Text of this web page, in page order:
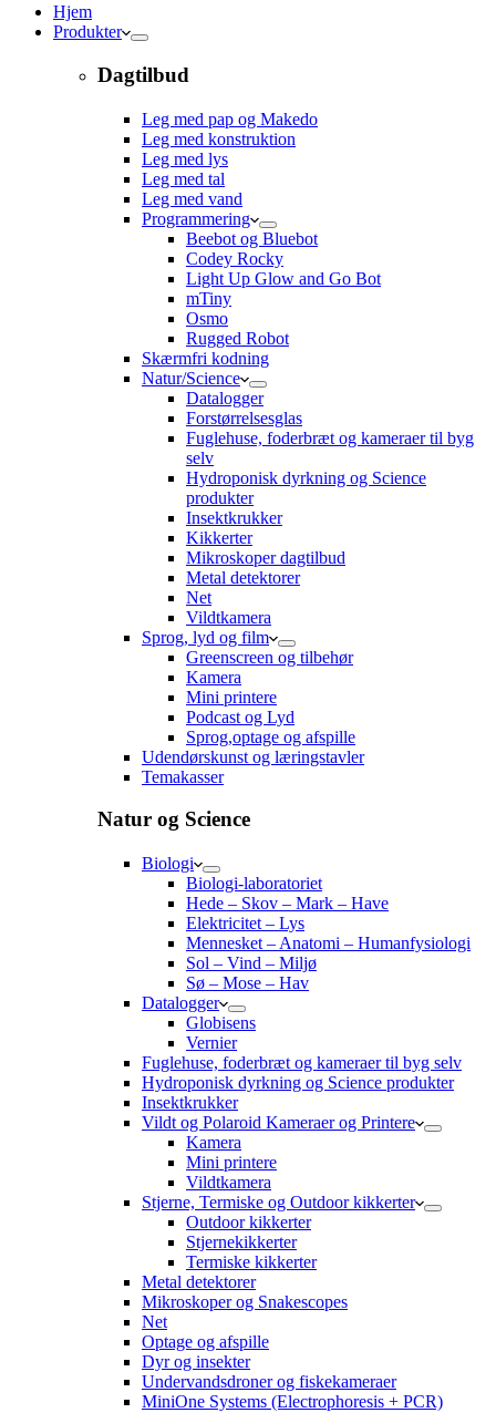
Hjem
Produkter
Dagtilbud
Leg med pap og Makedo
Leg med konstruktion
Leg med lys
Leg med tal
Leg med vand
Programmering
Beebot og Bluebot
Codey Rocky
Light Up Glow and Go Bot
mTiny
Osmo
Rugged Robot
Skærmfri kodning
Natur/Science
Datalogger
Forstørrelsesglas
Fuglehuse, foderbræt og kameraer til byg
selv
Hydroponisk dyrkning og Science
produkter
Insektkrukker
Kikkerter
Mikroskoper dagtilbud
Metal detektorer
Net
Vildtkamera
Sprog, lyd og film
Greenscreen og tilbehør
Kamera
Mini printere
Podcast og Lyd
Sprog,optage og afspille
Udendørskunst og læringstavler
Temakasser
Natur og Science
Biologi
Biologi-laboratoriet
Hede – Skov – Mark – Have
Elektricitet – Lys
Mennesket – Anatomi – Humanfysiologi
Sol – Vind – Miljø
Sø – Mose – Hav
Datalogger
Globisens
Vernier
Fuglehuse, foderbræt og kameraer til byg selv
Hydroponisk dyrkning og Science produkter
Insektkrukker
Vildt og Polaroid Kameraer og Printere
Kamera
Mini printere
Vildtkamera
Stjerne, Termiske og Outdoor kikkerter
Outdoor kikkerter
Stjernekikkerter
Termiske kikkerter
Metal detektorer
Mikroskoper og Snakescopes
Net
Optage og afspille
Dyr og insekter
Undervandsdroner og fiskekameraer
MiniOne Systems (Electrophoresis + PCR)